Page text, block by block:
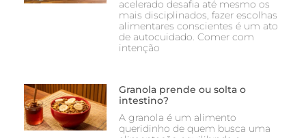
acelerado desafia até mesmo os
mais disciplinados, fazer escolhas
alimentares conscientes é um ato
de autocuidado. Comer com
intenção
Granola prende ou solta o
intestino?
A granola é um alimento
queridinho de quem busca uma